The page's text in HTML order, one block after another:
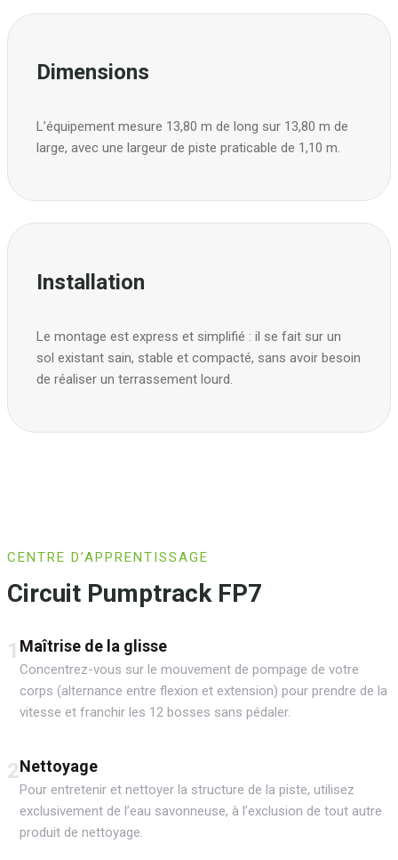
Dimensions
L’équipement mesure 13,80 m de long sur 13,80 m de
large, avec une largeur de piste praticable de 1,10 m.
Installation
Le montage est express et simplifié : il se fait sur un
sol existant sain, stable et compacté, sans avoir besoin
de réaliser un terrassement lourd.
CENTRE D’APPRENTISSAGE
Circuit Pumptrack FP7
1 Maîtrise de la glisse
Concentrez-vous sur le mouvement de pompage de votre
corps (alternance entre flexion et extension) pour prendre de la
vitesse et franchir les 12 bosses sans pédaler.
2Nettoyage
Pour entretenir et nettoyer la structure de la piste, utilisez
exclusivement de l’eau savonneuse, à l’exclusion de tout autre
produit de nettoyage.